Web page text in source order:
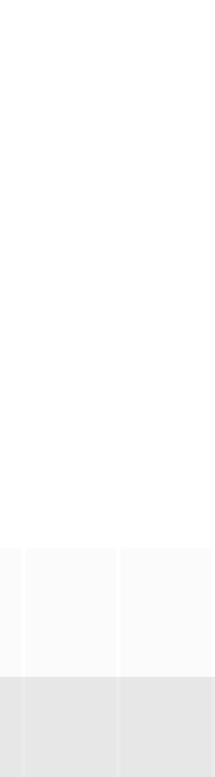
르면, 박진
成熟专业的刑警，继续以财力同实力展开查案历险
回自己人生的女性故事。
。拥有强力神技的少女和透彻正义感
，被现实挡住而受挫的二十几岁，像变成那样的